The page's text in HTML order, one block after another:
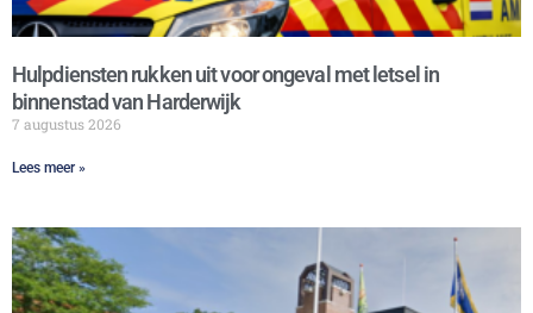
Hulpdiensten rukken uit voor ongeval met letsel in
binnenstad van Harderwijk
7 augustus 2026
Lees meer »